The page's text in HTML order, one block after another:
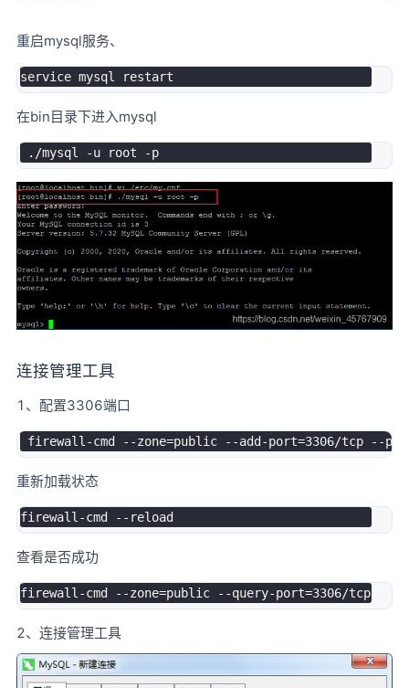
重启mysql服务、
在bin目录下进入mysql
. /mysql -u root -
连接管理工具
1、配置3306端口
firewall -cmd --zone=public --add -port=3306/tcp --
重新加载状态
firewall -cmd --
查看是否成功
firewall -cmd --zone=public --query-port=3306/
2、连接管理工具